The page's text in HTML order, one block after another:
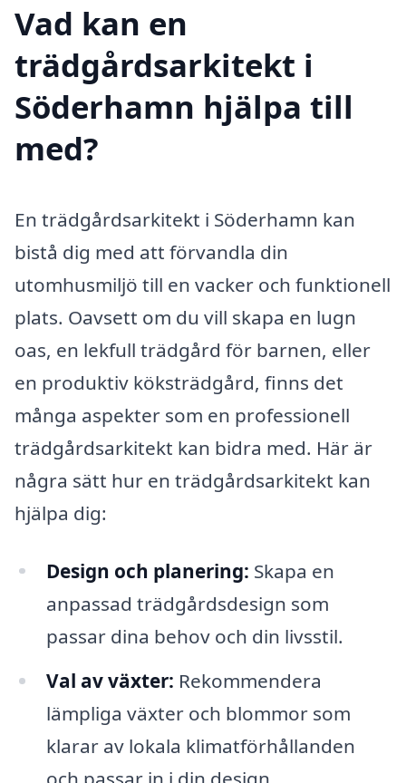
Vad kan en
trädgårdsarkitekt i
Söderhamn hjälpa till
med?
En trädgårdsarkitekt i Söderhamn kan
bistå dig med att förvandla din
utomhusmiljö till en vacker och funktionell
plats. Oavsett om du vill skapa en lugn
oas, en lekfull trädgård för barnen, eller
en produktiv köksträdgård, finns det
många aspekter som en professionell
trädgårdsarkitekt kan bidra med. Här är
några sätt hur en trädgårdsarkitekt kan
hjälpa dig:
Design och planering: Skapa en
anpassad trädgårdsdesign som
passar dina behov och din livsstil.
Val av växter: Rekommendera
lämpliga växter och blommor som
klarar av lokala klimatförhållanden